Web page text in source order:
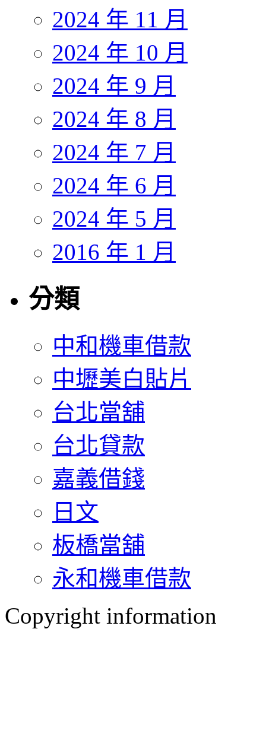
2024 年 11 月
2024 年 10 月
2024 年 9 月
2024 年 8 月
2024 年 7 月
2024 年 6 月
2024 年 5 月
2016 年 1 月
分類
中和機車借款
中壢美白貼片
台北當舖
台北貸款
嘉義借錢
日文
板橋當舖
永和機車借款
Copyright information